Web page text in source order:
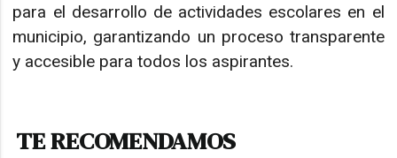
para el desarrollo de actividades escolares en el
municipio, garantizando un proceso transparente
y accesible para todos los aspirantes.
TE RECOMENDAMOS